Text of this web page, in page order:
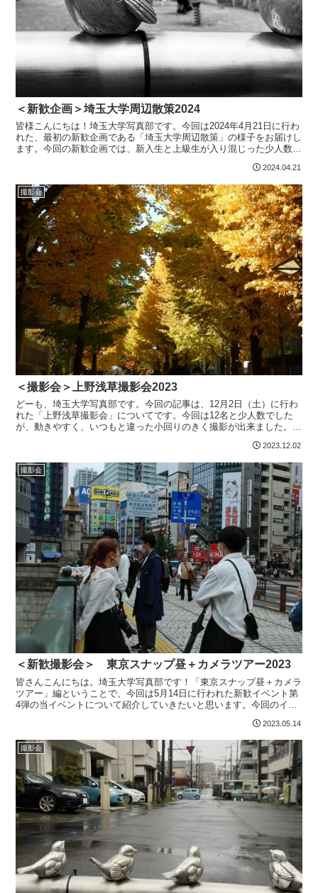
＜新歓企画＞埼玉大学周辺散策2024
皆様こんにちは！埼玉大学写真部です。今回は2024年4月21日に行わ
れた、最初の新歓企画である「埼玉大学周辺散策」の様子をお届けし
ます。今回の新歓企画では、新入生と上級生が入り混じった少人数の
2024.04.21
撮影会
＜撮影会＞上野浅草撮影会2023
どーも、埼玉大学写真部です。今回の記事は、12月2日（土）に行わ
れた「上野浅草撮影会」についてです。今回は12名と少人数でした
が、動きやすく、いつもと違った小回りのきく撮影が出来ました。そ
2023.12.02
撮影会
＜新歓撮影会＞ 東京スナップ昼＋カメラツアー2023
皆さんこんにちは。埼玉大学写真部です！「東京スナップ昼＋カメラ
ツアー」編ということで、今回は5月14日に行われた新歓イベント第
4弾の当イベントについて紹介していきたいと思います。今回のイベ
2023.05.14
撮影会